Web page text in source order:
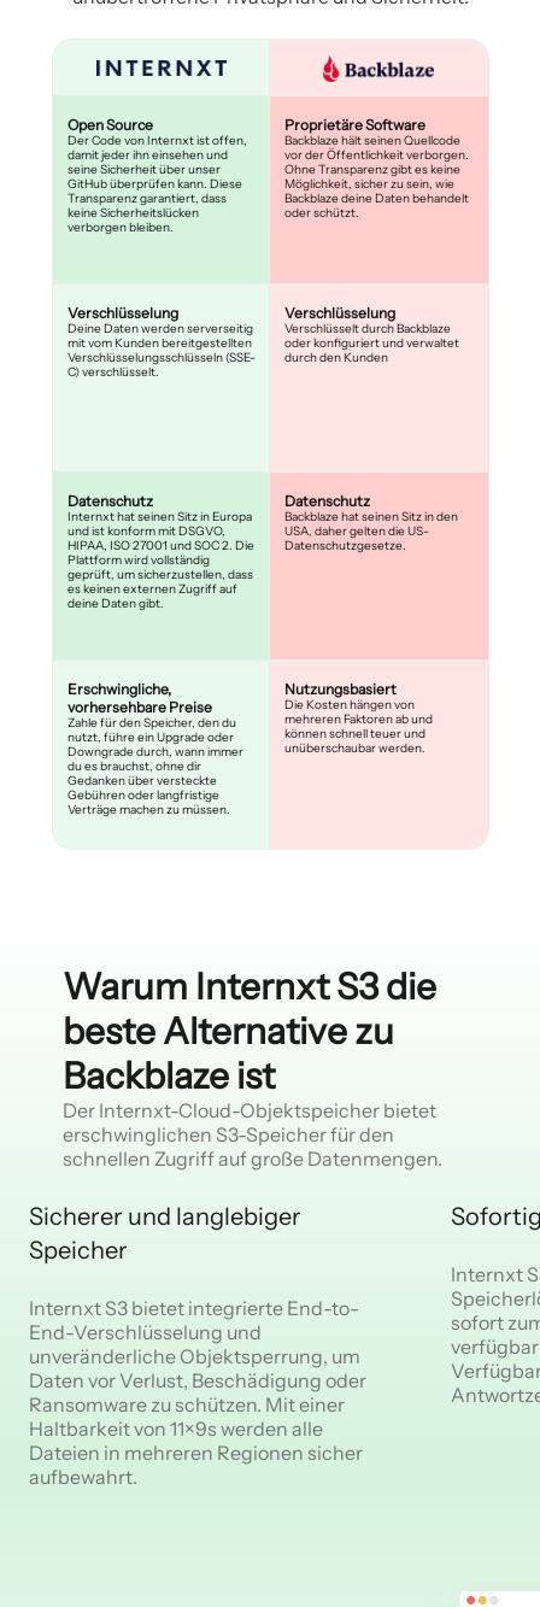
Open Source
Der Code von Internxt ist offen,
damit jeder ihn einsehen und
seine Sicherheit über unser
GitHub überprüfen kann. Diese
Transparenz garantiert, dass
keine Sicherheitslücken
verborgen bleiben.
Verschlüsselung
Deine Daten werden serverseitig
mit vom Kunden bereitgestellten
Verschlüsselungsschlüsseln (SSE-
C) verschlüsselt.
Datenschutz
Internxt hat seinen Sitz in Europa
und ist konform mit DSGVO,
HIPAA, ISO 27001 und SOC 2. Die
Plattform wird vollständig
geprüft, um sicherzustellen, dass
es keinen externen Zugriff auf
deine Daten gibt.
Erschwingliche,
vorhersehbare Preise
Zahle für den Speicher, den du
nutzt, führe ein Upgrade oder
Downgrade durch, wann immer
du es brauchst, ohne dir
Gedanken über versteckte
Gebühren oder langfristige
Verträge machen zu müssen.
Proprietäre Software
Backblaze hält seinen Quellcode
vor der Öffentlichkeit verborgen.
Ohne Transparenz gibt es keine
Möglichkeit, sicher zu sein, wie
Backblaze deine Daten behandelt
oder schützt.
Verschlüsselung
Verschlüsselt durch Backblaze
oder konfiguriert und verwaltet
durch den Kunden
Datenschutz
Backblaze hat seinen Sitz in den
USA, daher gelten die US-
Datenschutzgesetze.
Nutzungsbasiert
Die Kosten hängen von
mehreren Faktoren ab und
können schnell teuer und
unüberschaubar werden.
Warum Internxt S3 die
beste Alternative zu
Backblaze ist
Der Internxt-Cloud-Objektspeicher bietet
erschwinglichen S3-Speicher für den
schnellen Zugriff auf große Datenmengen.
Sicherer und langlebiger
Speicher
Internxt S3 bietet integrierte End-to-
End-Verschlüsselung und
unveränderliche Objektsperrung, um
Daten vor Verlust, Beschädigung oder
Ransomware zu schützen. Mit einer
Haltbarkeit von 11×9s werden alle
Dateien in mehreren Regionen sicher
aufbewahrt.
Internxt
sofort